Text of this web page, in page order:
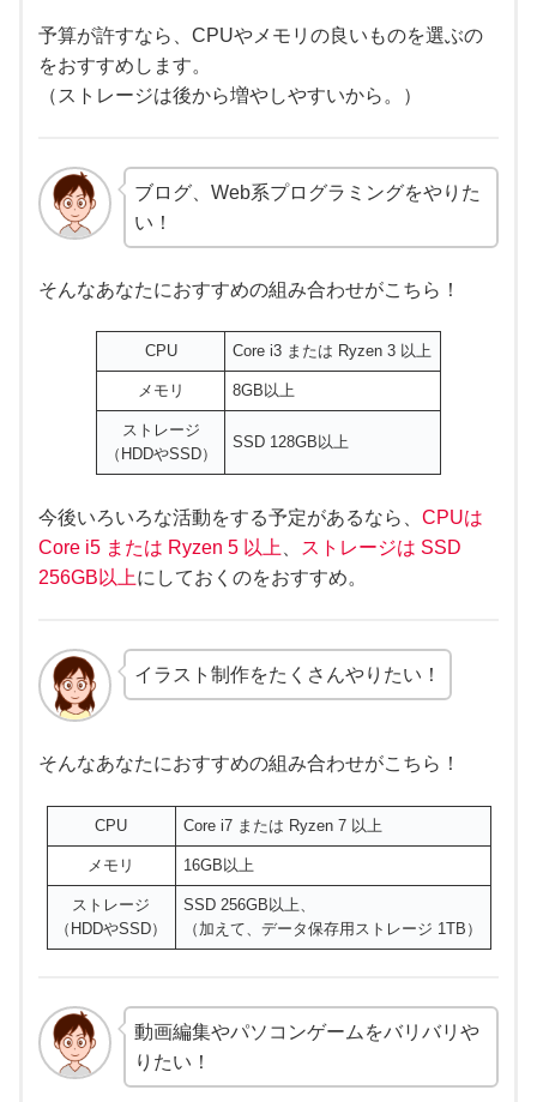
予算が許すなら、CPUやメモリの良いものを選ぶの
をおすすめします。
（ストレージは後から増やしやすいから。）
ブログ、Web系プログラミングをやりた
い！
そんなあなたにおすすめの組み合わせがこちら！
CPU Core i3 または Ryzen 3 以上
メモリ 8GB以上
ストレージ
（HDDやSSD）
SSD 128GB以上
今後いろいろな活動をする予定があるなら、 CPUは
Core i5 または Ryzen 5 以上
ストレージは SSD
256GB以上にしておくのをおすすめ。
イラスト制作をたくさんやりたい！
そんなあなたにおすすめの組み合わせがこちら！
CPU Core i7 または Ryzen 7 以上
メモリ 16GB以上
ストレージ
（HDDやSSD）
SSD 256GB以上、
（加えて、データ保存用ストレージ 1TB）
動画編集やパソコンゲームをバリバリや
りたい！